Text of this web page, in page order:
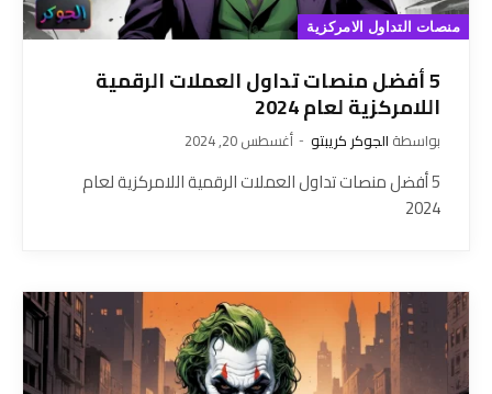
منصات التداول الامركزية
5 أفضل منصات تداول العملات الرقمية
اللامركزية لعام 2024
بواسطة الجوكر كريبتو أغسطس 20, 2024
5 أفضل منصات تداول العملات الرقمية اللامركزية لعام
2024